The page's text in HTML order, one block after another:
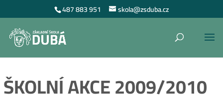
487 883 951 skola@zsduba.cz
ŠKOLNÍ AKCE 2009/2010